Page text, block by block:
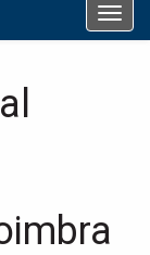
T
o
g